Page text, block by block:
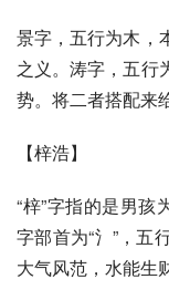
景字，五行为木，
之义。涛字，五行
势。将二者搭配来
【梓浩】
“梓”字指的是男孩
字部首为“氵”，五
大气风范，水能生